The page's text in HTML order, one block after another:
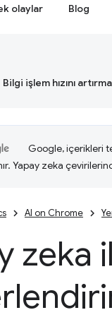
olaylar Blog
Bilgi işlem hızını artırma
Google, içerikleri
Yapay zeka
AI on Chrome
zeka